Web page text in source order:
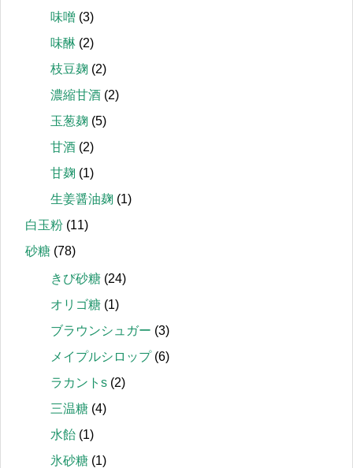
味噌 (3)
味醂 (2)
枝豆麹 (2)
濃縮甘酒 (2)
玉葱麹 (5)
甘酒 (2)
甘麹 (1)
生姜醤油麹 (1)
白玉粉 (11)
砂糖 (78)
きび砂糖 (24)
オリゴ糖 (1)
ブラウンシュガー (3)
メイプルシロップ(6)
ラカントs (2)
三温糖 (4)
水飴 (1)
氷砂糖 (1)